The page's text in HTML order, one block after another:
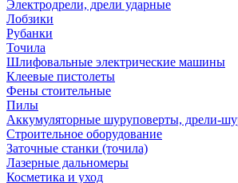
Электродрели, дрели ударные
Лобзики
Рубанки
Точила
Шлифовальные электрические машины
Клеевые пистолеты
Фены стоительные
Пилы
Аккумуляторные шуруповерты, дрели-
Строительное оборудование
Заточные станки (точила)
Лазерные дальномеры
Косметика и уход